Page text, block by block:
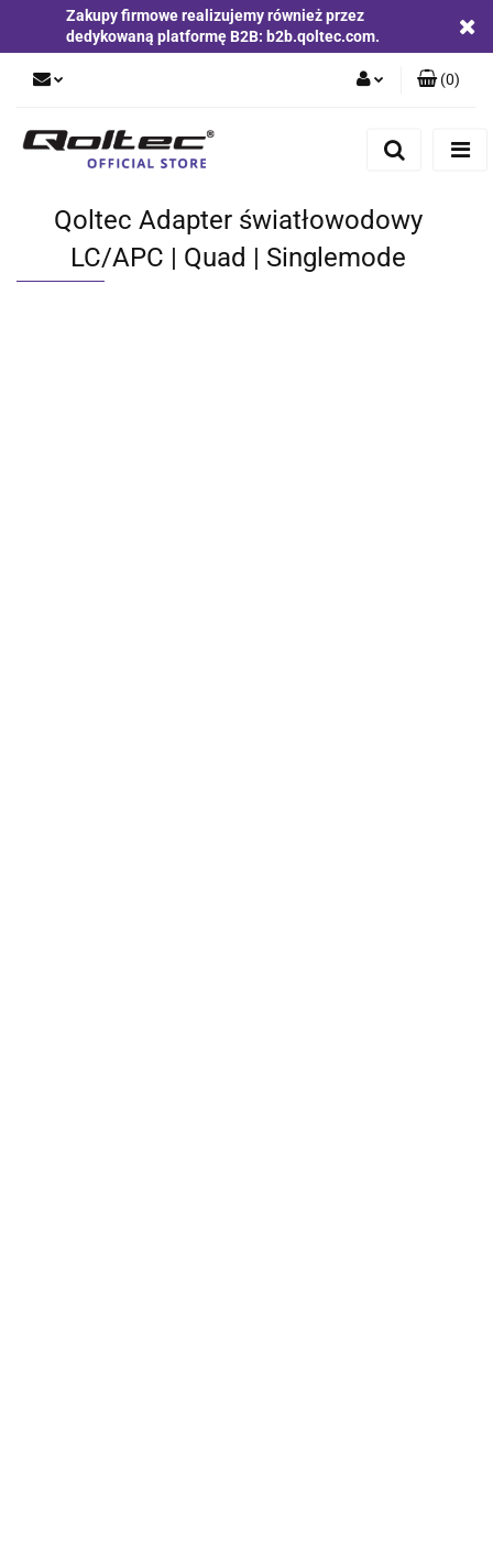
Zakupy firmowe realizujemy również przez
dedykowaną platformę B2B: b2b.qoltec.com.
Zgody cookies
(0)
Qoltec Adapter światłowodowy
LC/APC | Quad | Singlemode